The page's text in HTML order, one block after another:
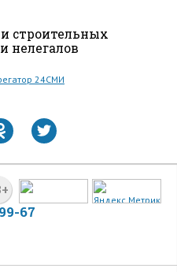
строительных
нелегалов
24СМИ
67